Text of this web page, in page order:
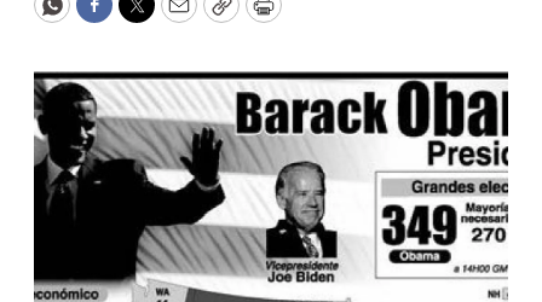
WhatsApp
Facebook
Twitter
EmailCopyPrint